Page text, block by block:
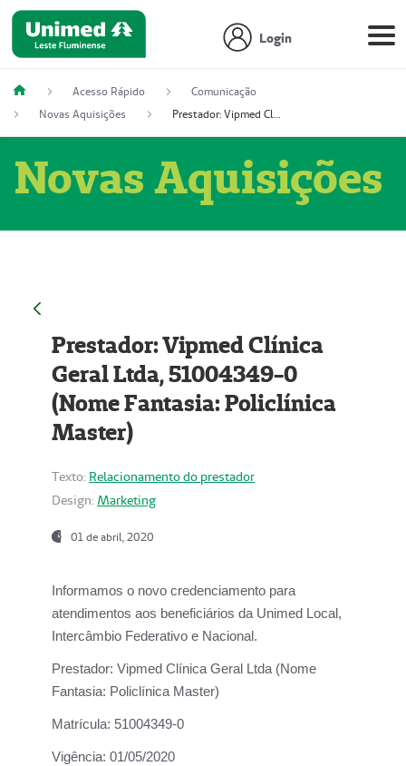
Login
Acesso Rápido
Comunicação
Novas Aquisições
Prestador: Vipmed Clínica Geral Ltda, 51004349-0 (Nome Fantasia: Policlínica Master)
Novas Aquisições
Prestador: Vipmed Clínica
Geral Ltda, 51004349-0
(Nome Fantasia: Policlínica
Master)
Texto: Relacionamento do prestador
Design: Marketing
01 de abril, 2020
Informamos o novo credenciamento para
atendimentos aos beneficiários da Unimed Local,
Intercâmbio Federativo e Nacional.
Prestador: Vipmed Clínica Geral Ltda (Nome
Fantasia: Policlínica Master)
Matrícula: 51004349-0
Vigência: 01/05/2020